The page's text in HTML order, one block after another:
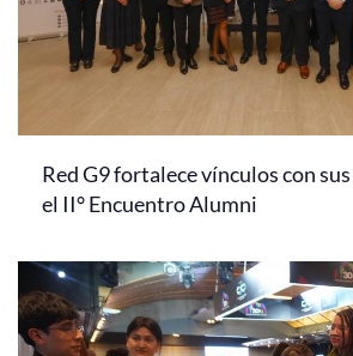
Red G9 fortalece vínculos con
el II° Encuentro Alumni